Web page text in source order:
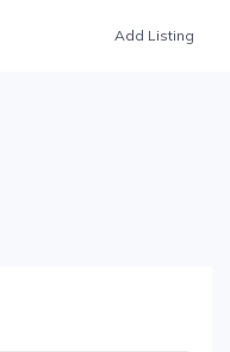
Add Listing